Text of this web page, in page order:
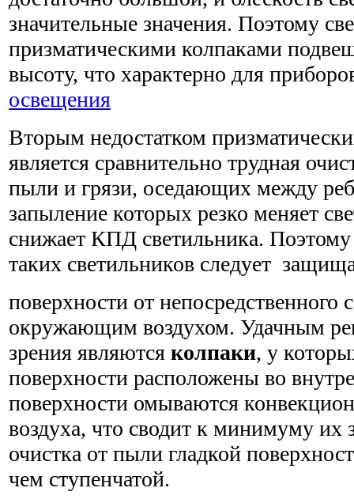
значительные значения. Поэтому
призматическими колпаками
высоту, что характерно для
освещения
Вторым недостатком
является сравнительно трудная
пыли и грязи, оседающих между
запыление которых резко меняет
снижает КПД светильника.
таких светильников следует
поверхности от непосредственного
окружающим воздухом. Удачным
зрения являются колпаки, у
поверхности расположены во
поверхности омываются
воздуха, что сводит к минимуму
очистка от пыли гладкой
чем ступенчатой.